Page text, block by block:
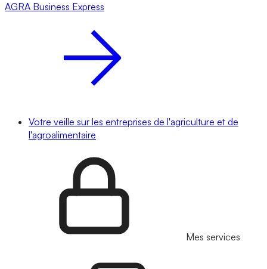
AGRA Business Express
Votre veille sur les entreprises de l'agriculture et de
l'agroalimentaire
Mes services